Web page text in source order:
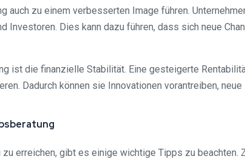
zu einem verbesserten Image führen.
Investoren. Dies kann dazu führen, dass sich neue
ist die finanzielle Stabilität. Eine gesteigerte
Dadurch können sie Innovationen vorantreiben,
erreichen, gibt es einige wichtige Tipps zu